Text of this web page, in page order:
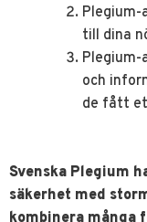
Plegium-
till dina
Plegium-
och
de fått
Svenska Plegium
säkerhet med